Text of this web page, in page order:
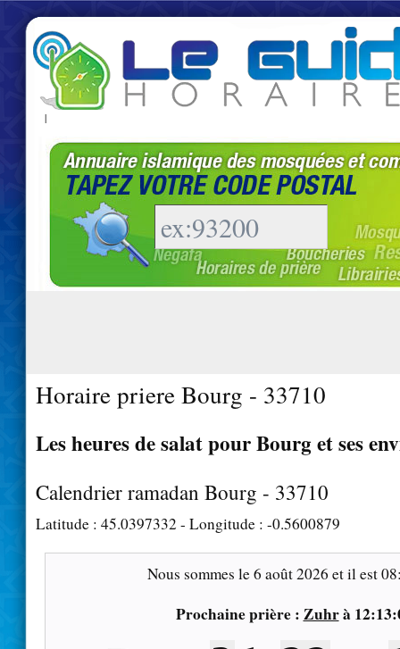
|
Horaire priere Bourg - 33710
Les heures de salat pour Bourg et ses
Calendrier ramadan Bourg - 33710
Latitude : 45.0397332 - Longitude : -0.5600879
Nous sommes le6 août 2026 et il est
Prochaine prière : Zuhrà